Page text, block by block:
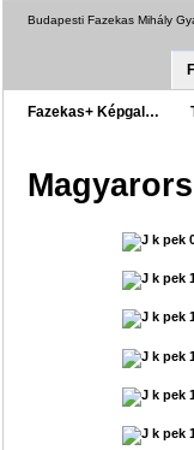
Budapesti Fazekas Mihály
Fazekas+ Képgal…